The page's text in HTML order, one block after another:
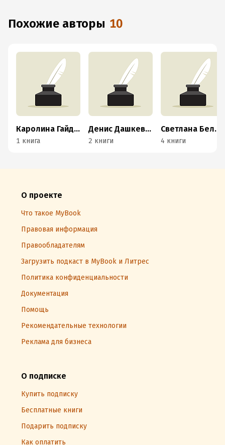
Похожие авторы 10
Каролина Гайдаш
1 книга
Денис Дашкевич
2 книги
Светлана Белова (Ковальская)
4 книги
О проекте
Что такое MyBook
Правовая информация
Правообладателям
Загрузить подкаст в MyBook и Литрес
Политика конфиденциальности
Документация
Помощь
Рекомендательные технологии
Реклама для бизнеса
О подписке
Купить подписку
Бесплатные книги
Подарить подписку
Как оплатить